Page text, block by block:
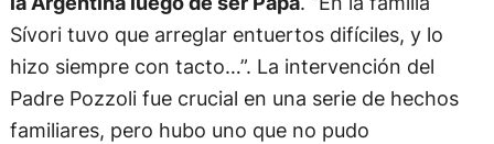
Sívori tuvo que arreglar entuertos difíciles, y lo
hizo siempre con tacto…”. La intervención del
Padre Pozzoli fue crucial en una serie de hechos
familiares, pero hubo uno que no pudo